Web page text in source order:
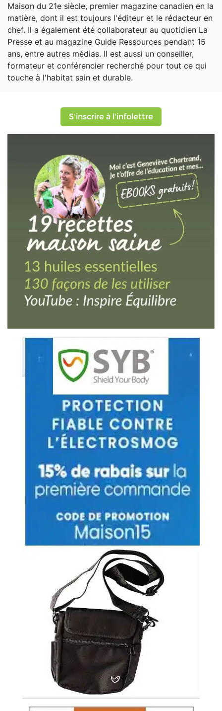
Maison du 21e siècle, premier magazine canadien en la
matière, dont il est toujours l'éditeur et le rédacteur en
chef. Il a également été collaborateur au quotidien La
Presse et au magazine Guide Ressources pendant 15
ans, entre autres médias. Il est aussi un conseiller,
formateur et conférencier recherché pour tout ce qui
touche à l'habitat sain et durable.
S'inscrire à l'infolettre